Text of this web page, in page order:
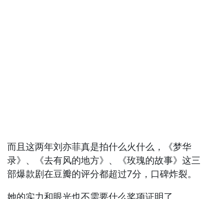
而且这两年刘亦菲真是拍什么火什么，《梦华
录》、《去有风的地方》、《玫瑰的故事》这三
部爆款剧在豆瓣的评分都超过7分，口碑炸裂。